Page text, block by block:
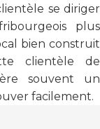
se diriger
plus
bien construit
clientèle de
souvent un
facilement.